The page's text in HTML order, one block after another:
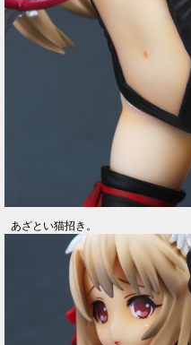
あざとい猫招き。